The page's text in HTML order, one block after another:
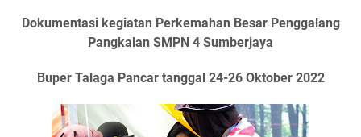
Dokumentasi kegiatan Perkemahan Besar Penggalang
Pangkalan SMPN 4 Sumberjaya
Buper Talaga Pancar tanggal 24-26 Oktober 2022